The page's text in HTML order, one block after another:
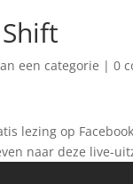
een categorie |0
lezing op
naar deze live-